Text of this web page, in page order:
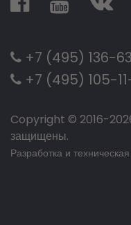
+7 (495) 136-
+7 (495) 105-
Copyright © 2016-
защищены.
Разработка и